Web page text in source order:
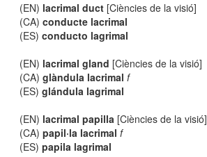
(EN) lacrimal duct [Ciències de la visió]
(CA)conducte lacrimal
(ES)conducto lagrimal
(EN) lacrimal gland [Ciències de la visió]
(CA)glàndula lacrimal f
(ES)glándula lagrimal
(EN) lacrimal papilla [Ciències de la visió]
(CA)papil·la lacrimal f
(ES)papila lagrimal